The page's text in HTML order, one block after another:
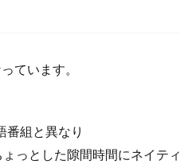
ています。
番組と異なり
っとした隙間時間にネイティ